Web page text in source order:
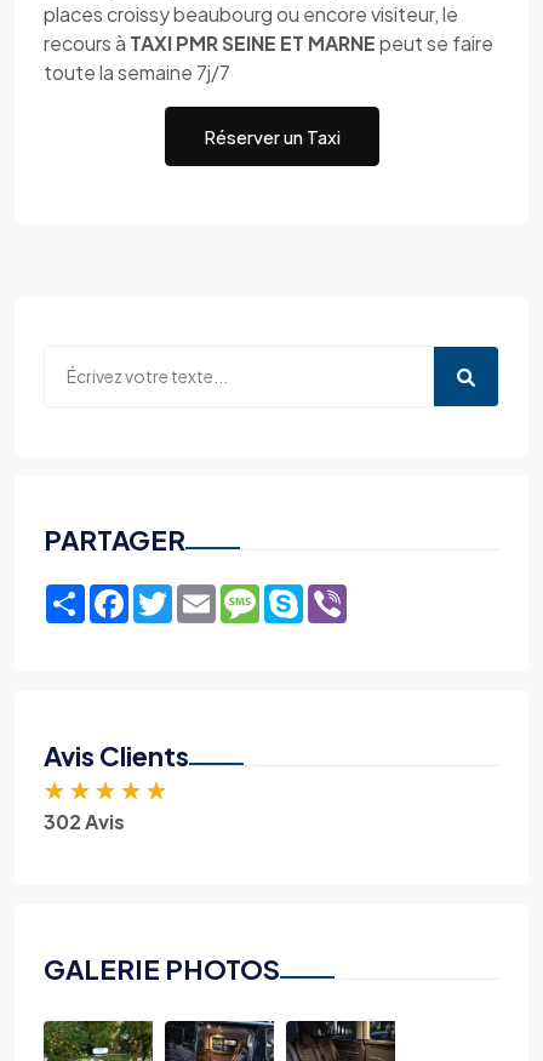
places croissy beaubourg ou encore visiteur, le
recours à TAXI PMR SEINE ET MARNEpeut se faire
toute la semaine 7j/7
Réserver un Taxi
PARTAGER
ShareFacebook
TwitterEmailMessage
Skype
Avis Clients
★ ★ ★ ★ ★
302 Avis
GALERIE PHOTOS